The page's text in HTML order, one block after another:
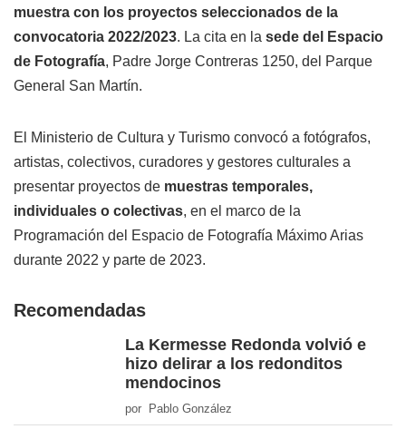
muestra con los proyectos seleccionados de la
convocatoria 2022/2023. La cita en la sede del Espacio
de Fotografía, Padre Jorge Contreras 1250, del Parque
General San Martín.
El Ministerio de Cultura y Turismo convocó a fotógrafos,
artistas, colectivos, curadores y gestores culturales a
presentar proyectos de muestras temporales,
individuales o colectivas, en el marco de la
Programación del Espacio de Fotografía Máximo Arias
durante 2022 y parte de 2023.
Recomendadas
La Kermesse Redonda volvió e
hizo delirar a los redonditos
mendocinos
por Pablo González